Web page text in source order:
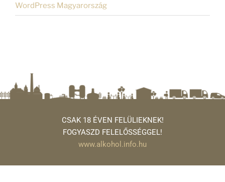
WordPress Magyarország
CSAK 18 ÉVEN FELÜLIEKNEK!
FOGYASZD FELELŐSSÉGGEL!
www.alkohol.info.hu